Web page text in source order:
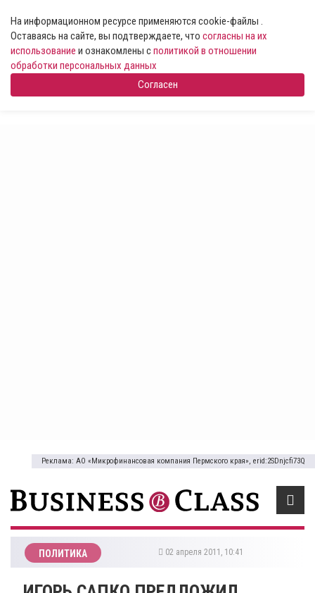
На информационном ресурсе применяются cookie-файлы .
Оставаясь на сайте, вы подтверждаете, что согласны на их
использование и ознакомлены сполитикой в отношении
обработки персональных данных
Согласен
Реклама: АО «Микрофинансовая компания Пермского края», erid:2SDnjcfi73Q
ПОЛИТИКА 02 апреля 2011, 10:41